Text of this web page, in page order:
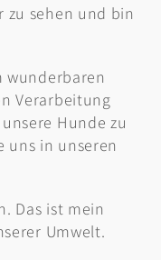
zu sehen und bin
wunderbaren
Verarbeitung
Hunde zu
uns in unseren
Das ist mein
Umwelt.